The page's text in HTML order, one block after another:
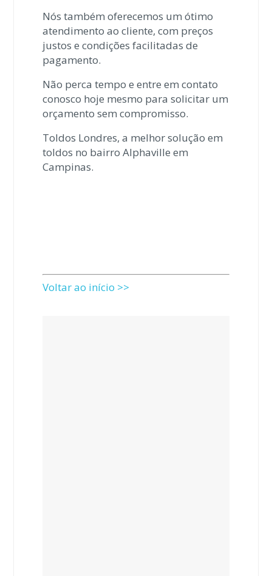
Nós também oferecemos um ótimo
atendimento ao cliente, com preços
justos e condições facilitadas de
pagamento.
Não perca tempo e entre em contato
conosco hoje mesmo para solicitar um
orçamento sem compromisso.
Toldos Londres, a melhor solução em
toldos no bairro Alphaville em
Campinas.
Voltar ao início >>